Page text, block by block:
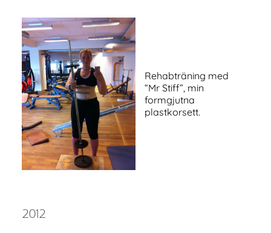
Rehabträning med
“Mr Stiff”, min
formgjutna
plastkorsett.
2012